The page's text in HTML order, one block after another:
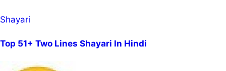
Shayari
Top 51+ Two Lines Shayari In Hindi